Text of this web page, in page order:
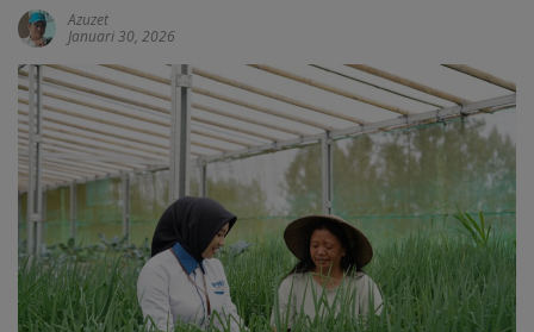
Azuzet
Januari 30, 2026